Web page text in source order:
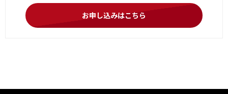
お申し込みはこちら